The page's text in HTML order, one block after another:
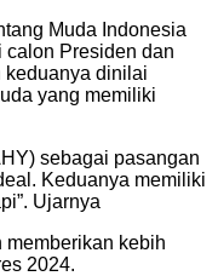
Muda Indonesia
calon Presiden dan
keduanya dinilai
yang memiliki
sebagai pasangan
Keduanya memiliki
Ujarnya
memberikan kebih
2024.